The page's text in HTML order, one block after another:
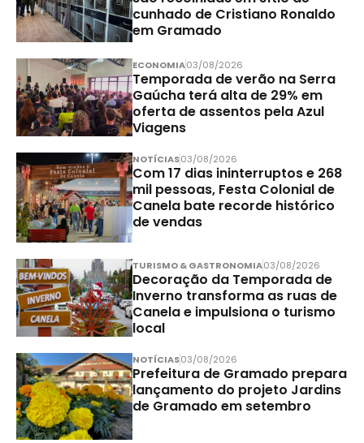
cunhado de Cristiano Ronaldo
em Gramado
ECONOMIA03/08/2026
Temporada de verão na Serra
Gaúcha terá alta de 29% em
oferta de assentos pela Azul
Viagens
NOTÍCIAS03/08/2026
Com 17 dias ininterruptos e 268
mil pessoas, Festa Colonial de
Canela bate recorde histórico
de vendas
TURISMO & GASTRONOMIA03/08/2026
Decoração da Temporada de
Inverno transforma as ruas de
Canela e impulsiona o turismo
local
NOTÍCIAS03/08/2026
Prefeitura de Gramado prepara
lançamento do projeto Jardins
de Gramado em setembro